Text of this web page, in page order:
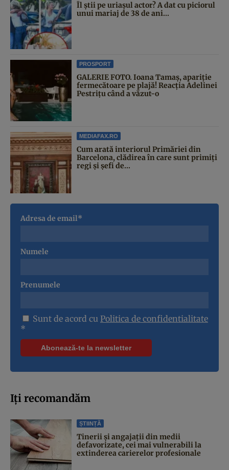
Îl știi pe uriașul actor? A dat cu piciorul
unui mariaj de 38 de ani...
PROSPORT
GALERIE FOTO. Ioana Tamaş, apariție
fermecătoare pe plajă! Reacția Adelinei
Pestrițu când a văzut-o
MEDIAFAX.RO
Cum arată interiorul Primăriei din
Barcelona, clădirea în care sunt primiți
regi și șefi de...
Adresa de email*
Numele
Prenumele
Sunt de acord cu Politica de confidentialitate
*
Iți recomandăm
ȘTIINȚĂ
Tinerii și angajații din medii
defavorizate, cei mai vulnerabili la
extinderea carierelor profesionale